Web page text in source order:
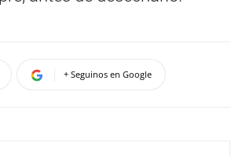
+ Seguinos en Google